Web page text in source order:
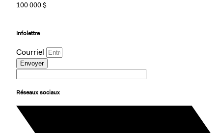
100 000 $
Infolettre
Courriel
Envoyer
Réseaux sociaux